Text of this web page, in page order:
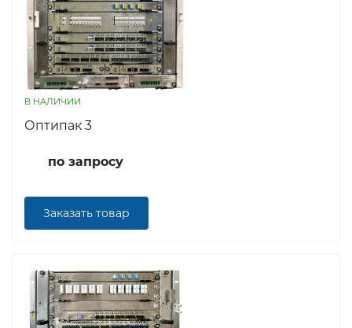
В НАЛИЧИИ
Оптипак 3
по запросу
Заказать товар